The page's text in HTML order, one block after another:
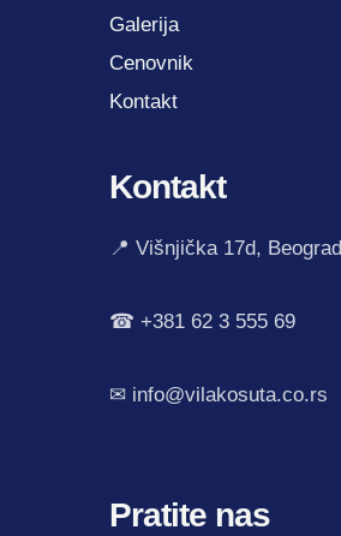
Galerija
Cenovnik
Kontakt
Kontakt
📍 Višnjička 17d, Beograd
☎ +381 62 3 555 69
✉ info@vilakosuta.co.rs
Pratite nas